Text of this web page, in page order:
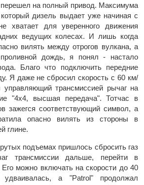
на полный привод. Максимума
дизель выдает уже начиная с
хватает для уверенного движения
ведущих колесах. И лишь когда
вилять между отрогов вулкана, а
дождь, я понял - настало
Благо что подключить передние
Я даже не сбросил скорость с 60 км/
управляющий трансмиссией рычаг на
"4х4, высшая передача". Тотчас в
зажегся соответствующий символ, а
опасно вилять из стороны в
глине.
подъемах пришлось сбросить газ
трансмиссии дальше, перейти в
можно включать на скорости до 40
а "Patrol" продолжал